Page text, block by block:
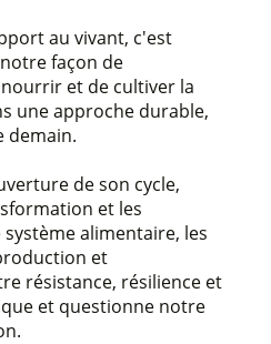
au vivant, c'est
façon de
et de cultiver la
une approche durable,
demain.
de son cycle,
et les
alimentaire, les
et
résistance, résilience et
et questionne notre